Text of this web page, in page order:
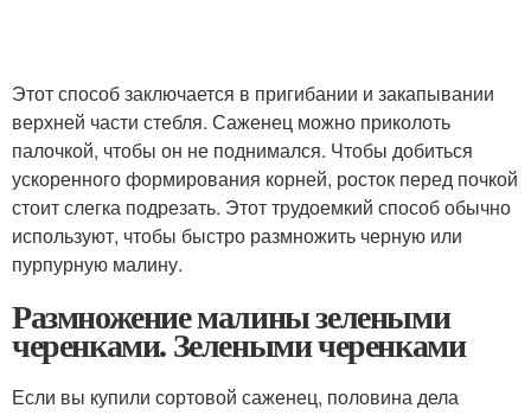
Этот способ заключается в пригибании и закапывании
верхней части стебля. Саженец можно приколоть
палочкой, чтобы он не поднимался. Чтобы добиться
ускоренного формирования корней, росток перед почкой
стоит слегка подрезать. Этот трудоемкий способ обычно
используют, чтобы быстро размножить черную или
пурпурную малину.
Размножение малины зелеными
черенками. Зелеными черенками
Если вы купили сортовой саженец, половина дела